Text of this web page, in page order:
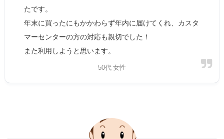
たです。
年末に買ったにもかかわらず年内に届けてくれ、カスタ
マーセンターの方の対応も親切でした！
また利用しようと思います。
50代 女性